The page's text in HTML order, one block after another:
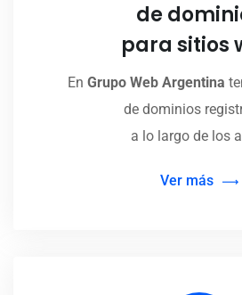
de
para sitios
En Grupo Web Argentina
de dominios
a lo largo de los
Ver más